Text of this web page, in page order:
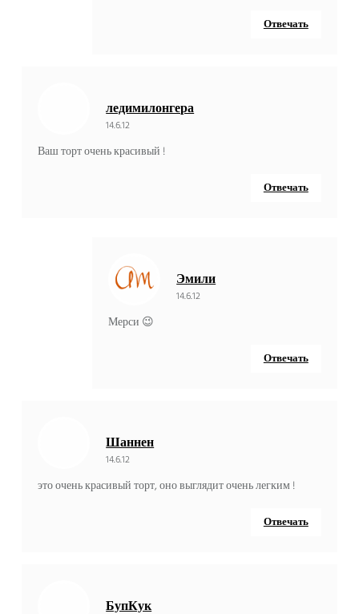
Отвечать
ледимилонгера
14.6.12
Ваш торт очень красивый !
Отвечать
Эмили
14.6.12
Мерси 😉
Отвечать
Шаннен
14.6.12
это очень красивый торт, оно выглядит очень легким !
Отвечать
БупКук